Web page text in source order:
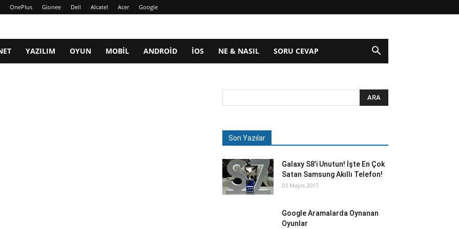
OnePlus Gionee Dell Alcatel Acer Google
YAZILIM OYUN MOBIL ANDROID IOS NE & NASIL SORU CEVAP
Son Yazılar
Galaxy S8’i Unutun! İşte En Çok
Satan Samsung Akıllı Telefon!
03 Mayıs 2017
Google Aramalarda Oynanan
Oyunlar